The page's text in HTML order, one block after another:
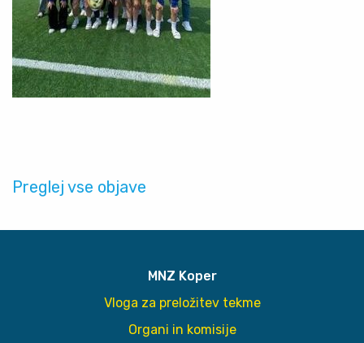
Preglej vse objave
MNZ Koper
Vloga za preložitev tekme
Organi in komisije